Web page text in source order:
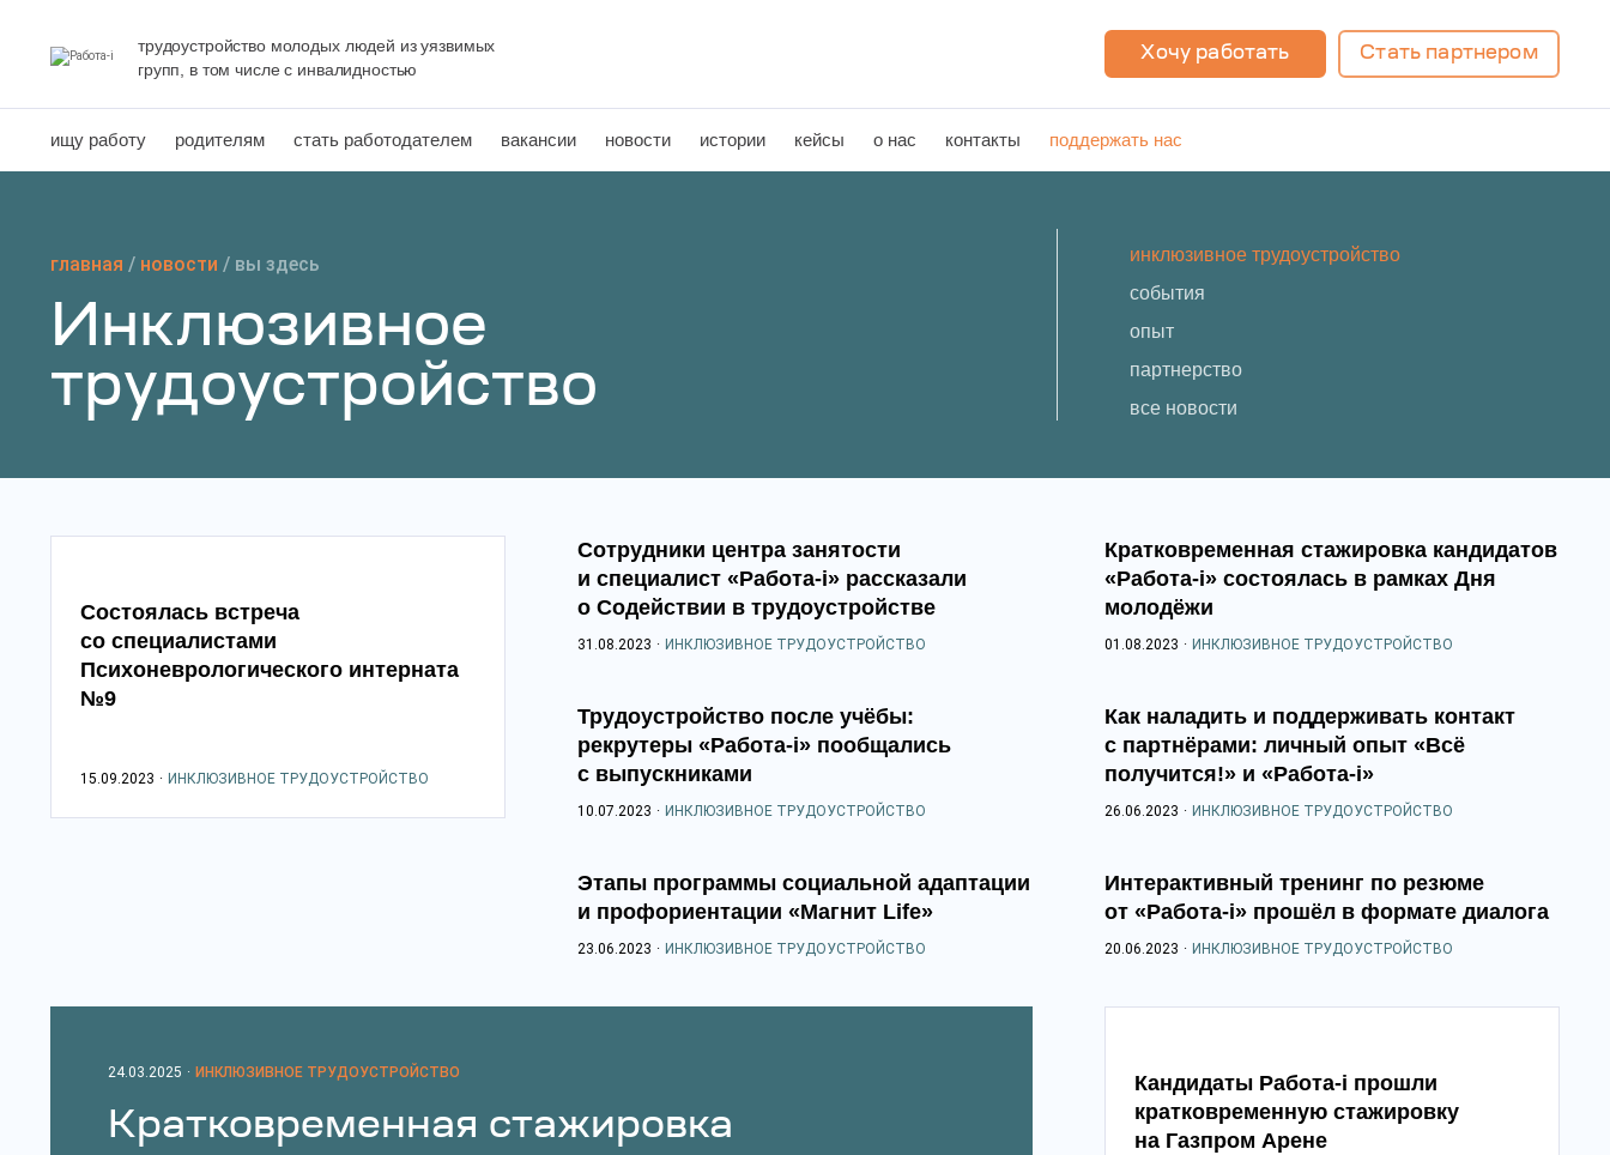
трудоустройство молодых людей из уязвимых
групп, в том числе с инвалидностью
Хочу работать Стать партнером
ищу работу родителям стать работодателем вакансии новости истории кейсы о нас контакты поддержать нас
главная / новости / вы здесь
Инклюзивное
трудоустройство
инклюзивное трудоустройство
события
опыт
партнерство
все новости
Состоялась встреча
со специалистами
Психоневрологического интерната
№9
15.09.2023 · ИНКЛЮЗИВНОЕ ТРУДОУСТРОЙСТВО
Сотрудники центра занятости
и специалист «Работа-i» рассказали
о Содействии в трудоустройстве
31.08.2023 · ИНКЛЮЗИВНОЕ ТРУДОУСТРОЙСТВО
Кратковременная стажировка кандидатов
«Работа-i» состоялась в рамках Дня
молодёжи
01.08.2023 · ИНКЛЮЗИВНОЕ ТРУДОУСТРОЙСТВО
Трудоустройство после учёбы:
рекрутеры «Работа-i» пообщались
с выпускниками
10.07.2023 · ИНКЛЮЗИВНОЕ ТРУДОУСТРОЙСТВО
Как наладить и поддерживать контакт
с партнёрами: личный опыт «Всё
получится!» и «Работа-i»
26.06.2023 · ИНКЛЮЗИВНОЕ ТРУДОУСТРОЙСТВО
Этапы программы социальной адаптации
и профориентации «Магнит Life»
23.06.2023 · ИНКЛЮЗИВНОЕ ТРУДОУСТРОЙСТВО
Интерактивный тренинг по резюме
от «Работа-i» прошёл в формате диалога
20.06.2023 · ИНКЛЮЗИВНОЕ ТРУДОУСТРОЙСТВО
24.03.2025 · ИНКЛЮЗИВНОЕ ТРУДОУСТРОЙСТВО
Кратковременная стажировка
Кандидаты Работа-i прошли
кратковременную стажировку
на Газпром Арене